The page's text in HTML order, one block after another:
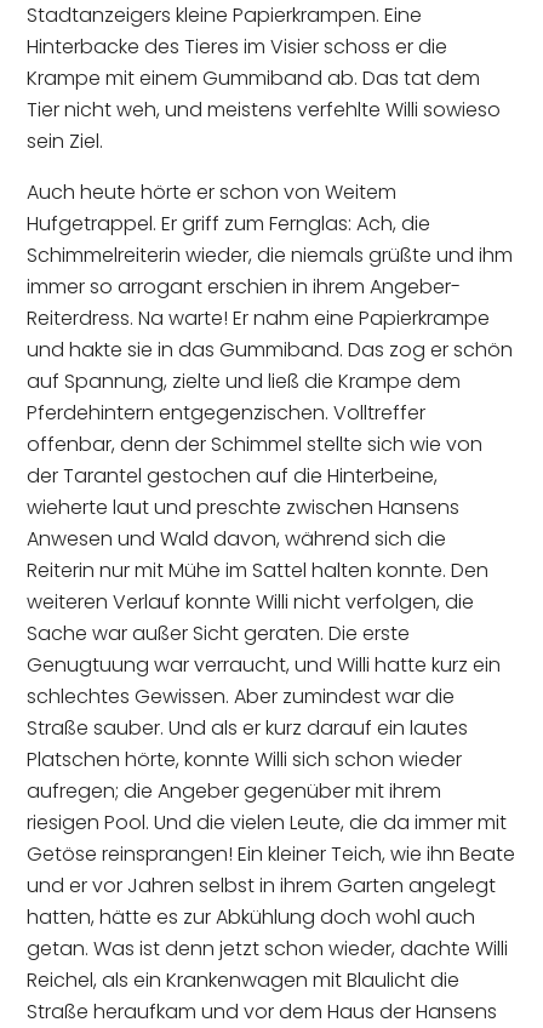
Stadtanzeigers kleine Papierkrampen. Eine
Hinterbacke des Tieres im Visier schoss er die
Krampe mit einem Gummiband ab. Das tat dem
Tier nicht weh, und meistens verfehlte Willi sowieso
sein Ziel.
Auch heute hörte er schon von Weitem
Hufgetrappel. Er griff zum Fernglas: Ach, die
Schimmelreiterin wieder, die niemals grüßte und ihm
immer so arrogant erschien in ihrem Angeber-
Reiterdress. Na warte! Er nahm eine Papierkrampe
und hakte sie in das Gummiband. Das zog er schön
auf Spannung, zielte und ließ die Krampe dem
Pferdehintern entgegenzischen. Volltreffer
offenbar, denn der Schimmel stellte sich wie von
der Tarantel gestochen auf die Hinterbeine,
wieherte laut und preschte zwischen Hansens
Anwesen und Wald davon, während sich die
Reiterin nur mit Mühe im Sattel halten konnte. Den
weiteren Verlauf konnte Willi nicht verfolgen, die
Sache war außer Sicht geraten. Die erste
Genugtuung war verraucht, und Willi hatte kurz ein
schlechtes Gewissen. Aber zumindest war die
Straße sauber. Und als er kurz darauf ein lautes
Platschen hörte, konnte Willi sich schon wieder
aufregen; die Angeber gegenüber mit ihrem
riesigen Pool. Und die vielen Leute, die da immer mit
Getöse reinsprangen! Ein kleiner Teich, wie ihn Beate
und er vor Jahren selbst in ihrem Garten angelegt
hatten, hätte es zur Abkühlung doch wohl auch
getan. Was ist denn jetzt schon wieder, dachte Willi
Reichel, als ein Krankenwagen mit Blaulicht die
Straße heraufkam und vor dem Haus der Hansens